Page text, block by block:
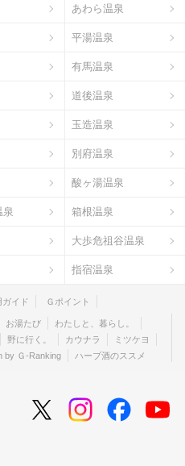
あわら温泉
平湯温泉
有馬温泉
道後温泉
玉造温泉
別府温泉
酸ヶ湯温泉
泉 箱根温泉
大歩危祖谷温泉
指宿温泉
ガイド Ｇポイント
お湯たび
わたしと、暮らし。
野に行く。 カウナラ
ミツケヨ
by Ｇ-Ranking ハーブ酒のススメ